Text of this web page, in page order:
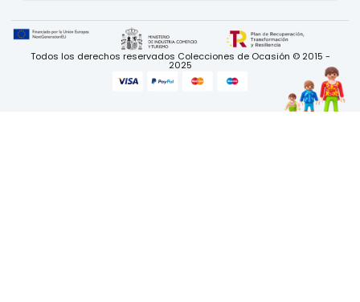
Todos los derechos reservados Colecciones de Ocasión © 2015 -
2025